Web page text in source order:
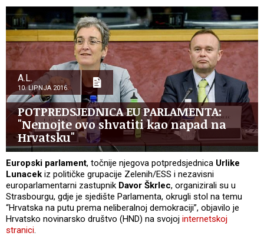
A.L.
10. LIPNJA 2016.
POTPREDSJEDNICA EU PARLAMENTA:
"Nemojte ovo shvatiti kao napad na
Hrvatsku"
Europski parlament, točnije njegova potpredsjednica Urlike
Lunacek iz političke grupacije Zelenih/ESS i nezavisni
europarlamentarni zastupnik Davor Škrlec, organizirali su u
Strasbourgu, gdje je sjedište Parlamenta, okrugli stol na temu
“Hrvatska na putu prema neliberalnoj demokraciji”, objavilo je
Hrvatsko novinarsko društvo (HND) na svojoj internetskoj
stranici.